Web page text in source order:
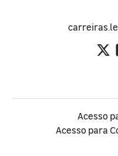
Acesso
Acesso para